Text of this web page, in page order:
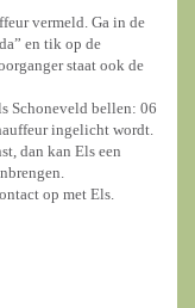
vermeld. Ga in de
en tik op de
staat ook de
Schoneveld bellen: 06
ingelicht wordt.
dan kan Els een
op met Els.